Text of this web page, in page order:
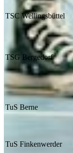
TSC Wellingsbüttel
TSG Bergedorf
TuS Berne
TuS Finkenwerder